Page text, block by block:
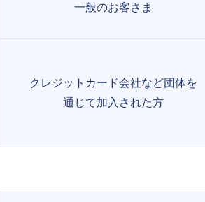
一般のお客さま
クレジットカード会社など団体を
通じて加入された方